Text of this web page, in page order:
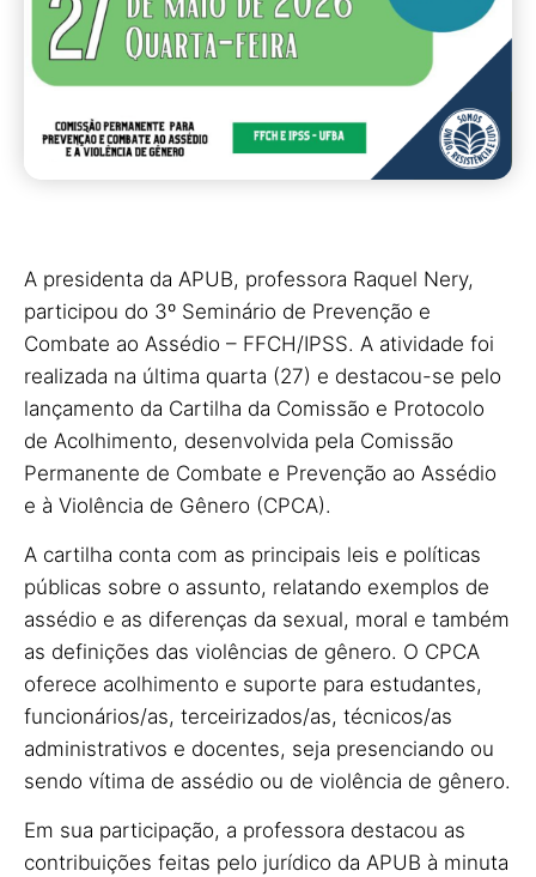
A presidenta da APUB, professora Raquel Nery,
participou do 3º Seminário de Prevenção e
Combate ao Assédio – FFCH/IPSS. A atividade foi
realizada na última quarta (27) e destacou-se pelo
lançamento da Cartilha da Comissão e Protocolo
de Acolhimento, desenvolvida pela Comissão
Permanente de Combate e Prevenção ao Assédio
e à Violência de Gênero (CPCA).
A cartilha conta com as principais leis e políticas
públicas sobre o assunto, relatando exemplos de
assédio e as diferenças da sexual, moral e também
as definições das violências de gênero. O CPCA
oferece acolhimento e suporte para estudantes,
funcionários/as, terceirizados/as, técnicos/as
administrativos e docentes, seja presenciando ou
sendo vítima de assédio ou de violência de gênero.
Em sua participação, a professora destacou as
contribuições feitas pelo jurídico da APUB à minuta